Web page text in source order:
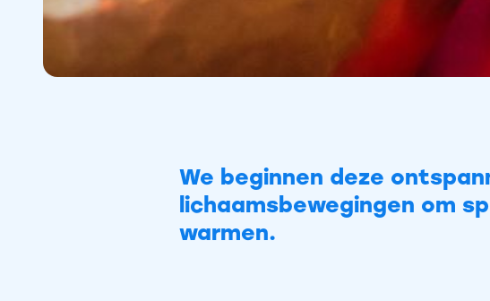
We beginnen deze
lichaamsbewegingen om
warmen.